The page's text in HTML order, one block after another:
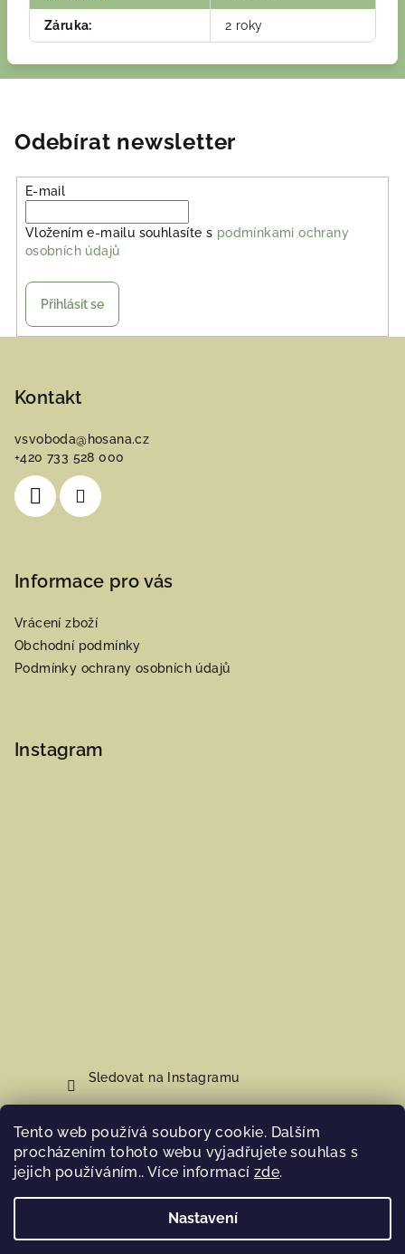
Tento web používá soubory cookie. Dalším
procházením tohoto webu vyjadřujete souhlas s
jejich používáním.. Více informací zde.
Nastavení
Záruka: 2 roky
Odebírat newsletter
E-mail
Vložením e-mailu souhlasíte s podmínkami ochrany
osobních údajů
Přihlásit se
Kontakt
vsvoboda@ hosana.cz
+420 733 528 000
Informace pro vás
Vrácení zboží
Obchodní podmínky
Podmínky ochrany osobních údajů
Instagram
Sledovat na Instagramu
Nákupní košík
0ks /0 Kč